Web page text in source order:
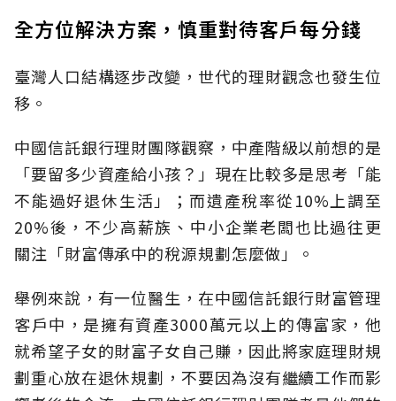
全方位解決方案，慎重對待客戶每分錢
臺灣人口結構逐步改變，世代的理財觀念也發生位
移。
中國信託銀行理財團隊觀察，中產階級以前想的是
「要留多少資產給小孩？」現在比較多是思考「能
不能過好退休生活」；而遺產稅率從10%上調至
20%後，不少高薪族、中小企業老闆也比過往更
關注「財富傳承中的稅源規劃怎麼做」。
舉例來說，有一位醫生，在中國信託銀行財富管理
客戶中，是擁有資產3000萬元以上的傳富家，他
就希望子女的財富子女自己賺，因此將家庭理財規
劃重心放在退休規劃，不要因為沒有繼續工作而影